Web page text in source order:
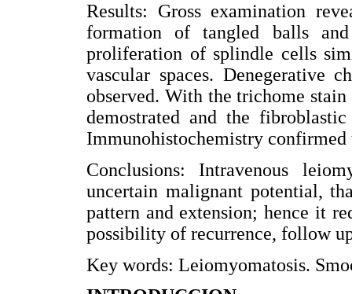
Results: Gross examination
formation of tangled balls
proliferation of splindle cells
vascular spaces. Denegerative
observed. With the trichome
demostrated and the
Immunohistochemistry confirmed
Conclusions: Intravenous
uncertain malignant potential,
pattern and extension; hence it
possibility of recurrence, follow
Key words: Leiomyomatosis.